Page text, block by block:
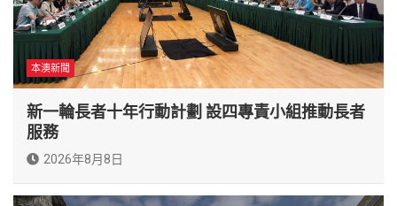
本澳新聞
新一輪長者十年行動計劃 設四專責小組推動長者
服務
2026年8月8日